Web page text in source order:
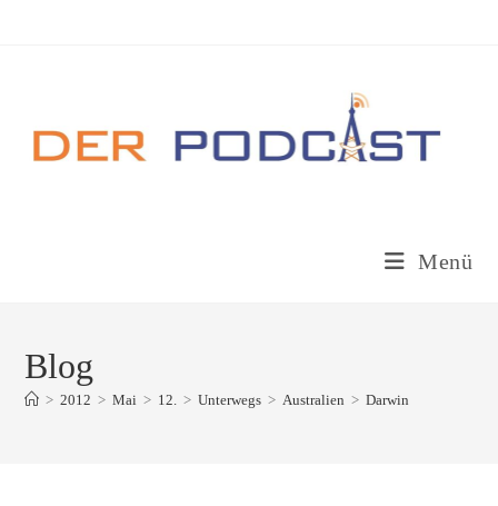
Menü
Blog
> 2012 > Mai > 12. > Unterwegs > Australien > Darwin